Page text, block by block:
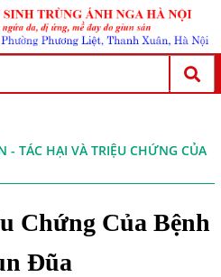
- TÁC HẠI VÀ TRIỆU CHỨNG CỦA
Chứng Của Bệnh
Đũa